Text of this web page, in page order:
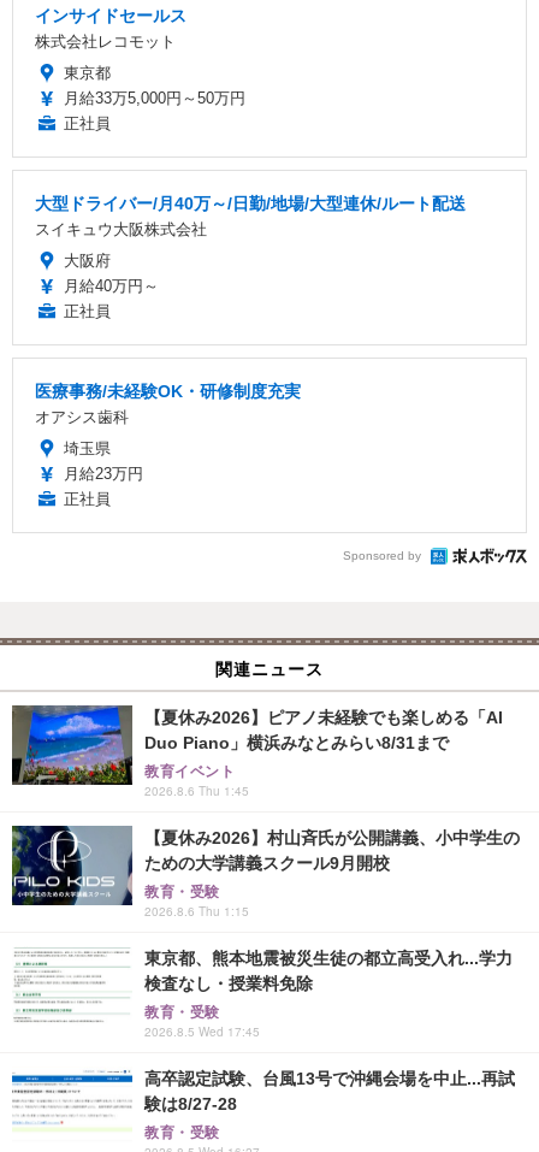
インサイドセールス
株式会社レコモット
東京都
月給33万5,000円～50万円
正社員
大型ドライバー/月40万～/日勤/地場/大型連休/ルート配送
スイキュウ大阪株式会社
大阪府
月給40万円～
正社員
医療事務/未経験OK・研修制度充実
オアシス歯科
埼玉県
月給23万円
正社員
Sponsored by
関連ニュース
【夏休み2026】ピアノ未経験でも楽しめる「AI
Duo Piano」横浜みなとみらい8/31まで
教育イベント
2026.8.6 Thu 1:45
【夏休み2026】村山斉氏が公開講義、小中学生の
ための大学講義スクール9月開校
教育・受験
2026.8.6 Thu 1:15
東京都、熊本地震被災生徒の都立高受入れ...学力
検査なし・授業料免除
教育・受験
2026.8.5 Wed 17:45
高卒認定試験、台風13号で沖縄会場を中止...再試
験は8/27-28
教育・受験